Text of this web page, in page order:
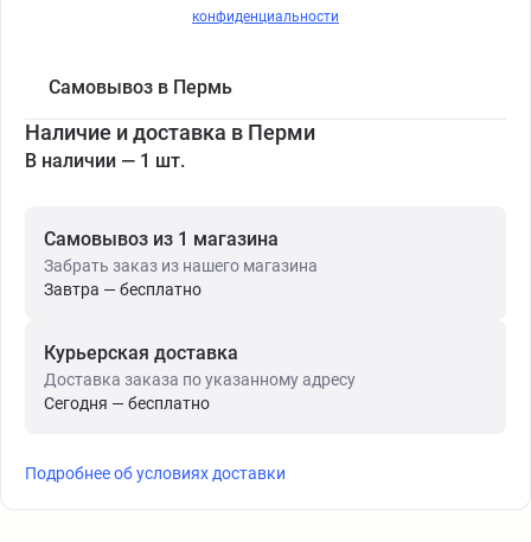
конфиденциальности
Самовывоз в Пермь
Наличие и доставка в Перми
В наличии — 1 шт.
Самовывоз из 1 магазина
Забрать заказ из нашего магазина
Завтра — бесплатно
Курьерская доставка
Доставка заказа по указанному адресу
Сегодня — бесплатно
Подробнее об условиях доставки